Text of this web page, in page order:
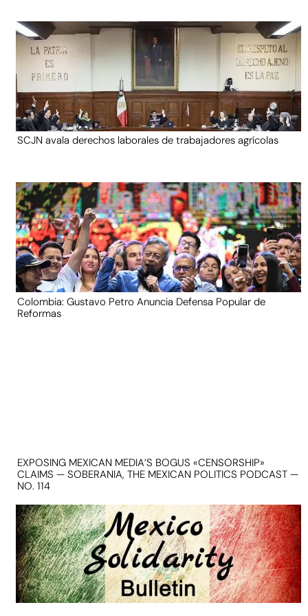
SCJN avala derechos laborales de trabajadores agrícolas
Colombia: Gustavo Petro Anuncia Defensa Popular de
Reformas
EXPOSING MEXICAN MEDIA’S BOGUS «CENSORSHIP»
CLAIMS — SOBERANIA, THE MEXICAN POLITICS PODCAST —
NO. 114